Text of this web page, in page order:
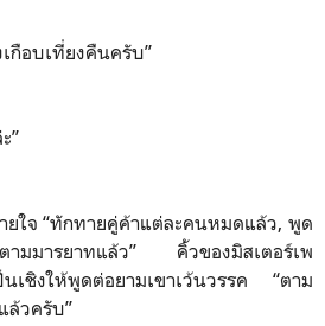
กือบเที่ยงคืนครับ”
”
จ “ทักทายคู่ค้าแต่ละคนหมดแล้ว, พูด
ามมารยาทแล้ว” คิ้วของมิสเตอร์เพ
นเชิงให้พูดต่อยามเขาเว้นวรรค “ตาม
ล้วครับ”